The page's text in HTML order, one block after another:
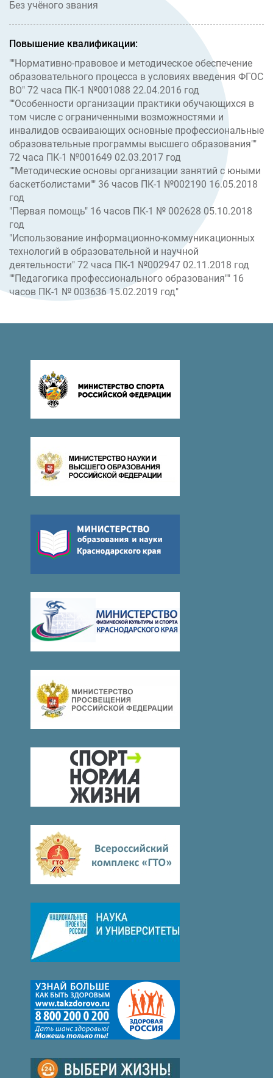
Без учёного звания
Повышение квалификации:
""Нормативно-правовое и методическое обеспечение
образовательного процесса в условиях введения ФГОС
ВО" 72 часа ПК-1 №001088 22.04.2016 год
""Особенности организации практики обучающихся в
том числе с ограниченными возможностями и
инвалидов осваивающих основные профессиональные
образовательные программы высшего образования""
72 часа ПК-1 №001649 02.03.2017 год
""Методические основы организации занятий с юными
баскетболистами"" 36 часов ПК-1 №002190 16.05.2018
год
"Первая помощь" 16 часов ПК-1 № 002628 05.10.2018
год
"Использование информационно-коммуникационных
технологий в образовательной и научной
деятельности" 72 часа ПК-1 №002947 02.11.2018 год
""Педагогика профессионального образования"" 16
часов ПК-1 № 003636 15.02.2019 год"